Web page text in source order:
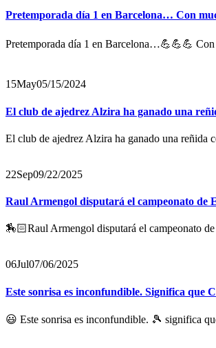
Pretemporada día 1 en Barcelona… Con
Pretemporada día 1 en Barcelona…💪💪💪
15May05/15/2024
El club de ajedrez Alzira ha ganado una
El club de ajedrez Alzira ha ganado una reñida
22Sep09/22/2025
Raul Armengol disputará el campeonato de
🏇🏻Raul Armengol disputará el campeonato
06Jul07/06/2025
Este sonrisa es inconfundible. Significa que
😃 Este sonrisa es inconfundible. 🎾 significa